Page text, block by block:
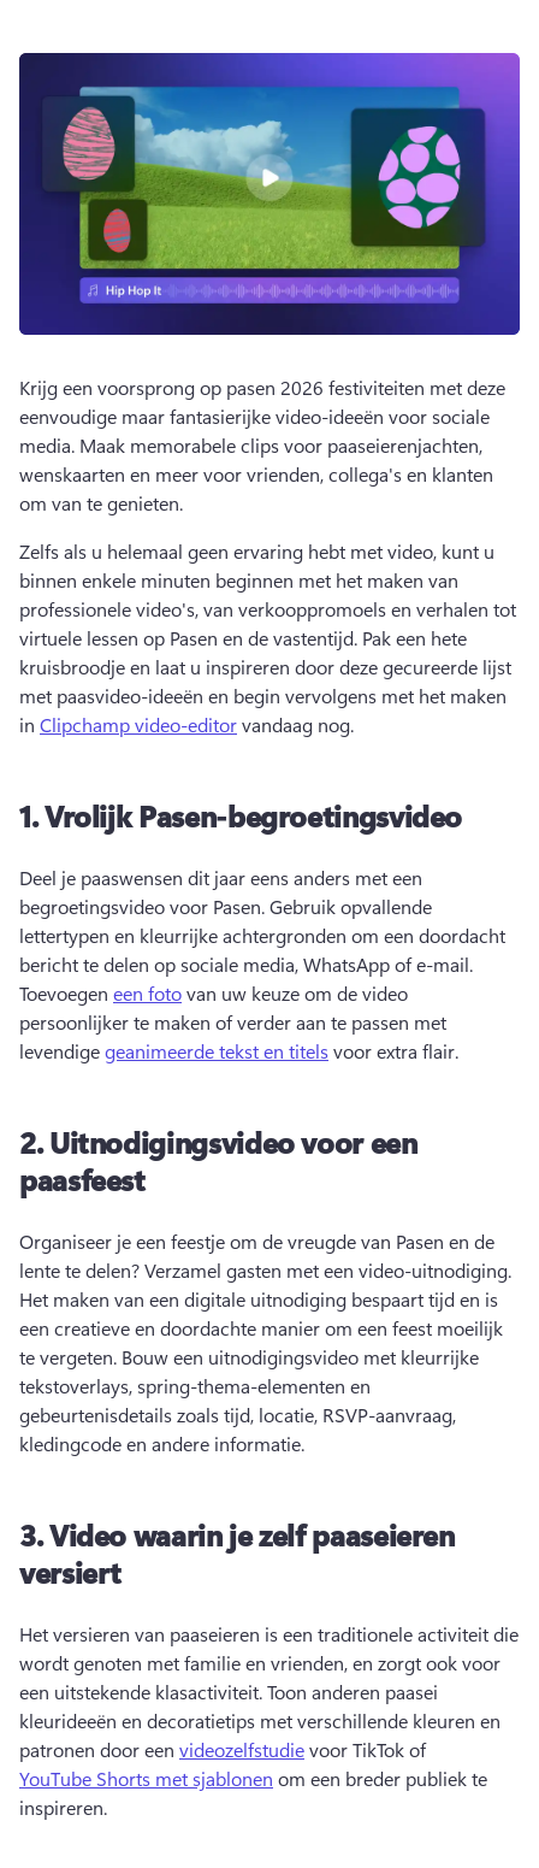
Krijg een voorsprong op pasen 2026 festiviteiten met deze
eenvoudige maar fantasierijke video-ideeën voor sociale
media. Maak memorabele clips voor paaseierenjachten,
wenskaarten en meer voor vrienden, collega's en klanten
om van te genieten.
Zelfs als u helemaal geen ervaring hebt met video, kunt u
binnen enkele minuten beginnen met het maken van
professionele video's, van verkooppromoels en verhalen tot
virtuele lessen op Pasen en de vastentijd. Pak een hete
kruisbroodje en laat u inspireren door deze gecureerde lijst
met paasvideo-ideeën en begin vervolgens met het maken
in Clipchamp video-editor vandaag nog.
1.Vrolijk Pasen-begroetingsvideo
Deel je paaswensen dit jaar eens anders met een
begroetingsvideo voor Pasen. Gebruik opvallende
lettertypen en kleurrijke achtergronden om een doordacht
Toevoegen een foto van uw keuze om de video
persoonlijker te maken of verder aan te passen met
levendige geanimeerde tekst en titels voor extra flair.
2.Uitnodigingsvideo voor een
paasfeest
Organiseer je een feestje om de vreugde van Pasen en de
lente te delen?
Het maken van een digitale uitnodiging bespaart tijd en is
een creatieve en doordachte manier om een feest moeilijk
te vergeten. Bouw een uitnodigingsvideo met kleurrijke
tekstoverlays, spring-thema-elementen en
gebeurtenisdetails zoals tijd, locatie, RSVP-aanvraag,
kledingcode en andere informatie.
3.Video waarin je zelf paaseieren
versiert
Het versieren van paaseieren is een traditionele activiteit die
wordt genoten met familie en vrienden, en zorgt ook voor
een uitstekende klasactiviteit. Toon anderen paasei
kleurideeën en decoratietips met verschillende kleuren en
patronen door een videozelfstudie voor TikTok of
YouTube Shorts met sjablonen om een breder publiek te
inspireren.